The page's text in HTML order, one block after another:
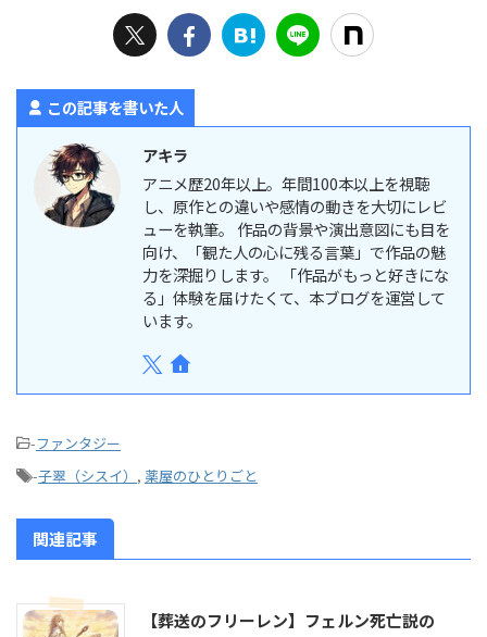
この記事を書いた人
アキラ
アニメ歴20年以上。年間100本以上を視聴
し、原作との違いや感情の動きを大切にレビ
ューを執筆。 作品の背景や演出意図にも目を
向け、「観た人の心に残る言葉」で作品の魅
力を深掘りします。 「作品がもっと好きにな
る」体験を届けたくて、本ブログを運営して
います。
-ファンタジー
-子翠（シスイ） , 薬屋のひとりごと
関連記事
【葬送のフリーレン】フェルン死亡説の